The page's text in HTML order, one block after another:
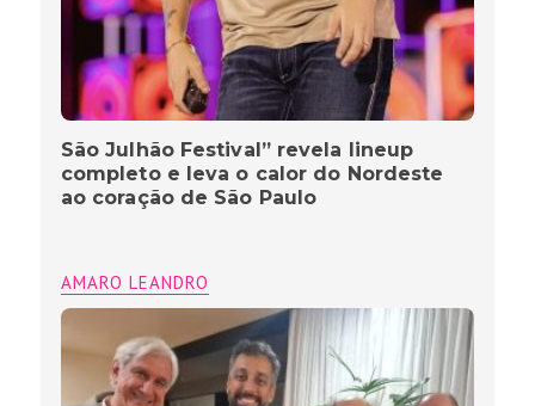
São Julhão Festival” revela lineup
completo e leva o calor do Nordeste
ao coração de São Paulo
AMARO LEANDRO